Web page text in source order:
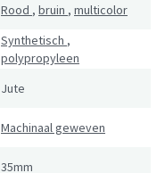
Rood , bruin , multicolor
Synthetisch ,
polypropyleen
Jute
Machinaal geweven
35mm